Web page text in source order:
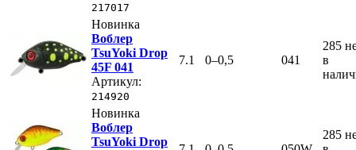
217017
Новинка
Воблер
TsuYoki Drop
45F 041
Артикул:
214920
7.1 0–0,5 041
285
в
Новинка
Воблер
TsuYoki Drop
285